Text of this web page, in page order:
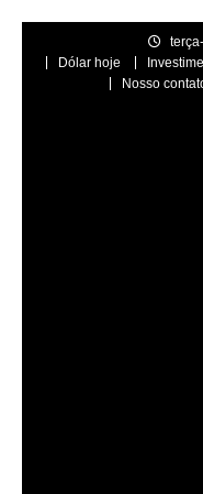
Dólar hoje
Nosso